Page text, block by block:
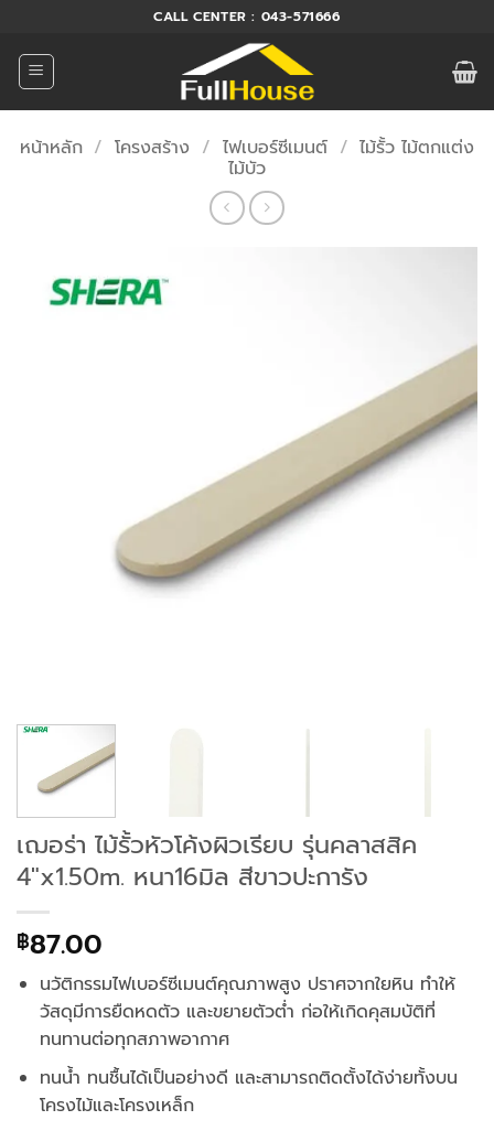
ยัง
เนื้อหา
CALL CENTER : 043-571666
หน้าหลัก / โครงสร้าง / ไฟเบอร์ซีเมนต์ / ไม้รั้ว ไม้ตกแต่ง
ไม้บัว
เฌอร่า ไม้รั้วหัวโค้งผิวเรียบ รุ่นคลาสสิค
4″x1.50m. หนา16มิล สีขาวปะการัง
฿87.00
นวัติกรรมไฟเบอร์ซีเมนต์คุณภาพสูง ปราศจากใยหิน ทำให้
วัสดุมีการยืดหดตัว และขยายตัวต่ำ ก่อให้เกิดคุสมบัติที่
ทนทานต่อทุกสภาพอากาศ
ทนน้ำ ทนชื้นได้เป็นอย่างดี และสามารถติดตั้งได้ง่ายทั้งบน
โครงไม้และโครงเหล็ก